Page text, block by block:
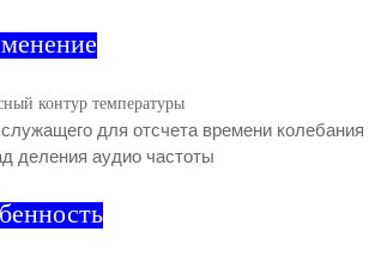
контур температуры
для отсчета времени колебания
деления аудио частоты